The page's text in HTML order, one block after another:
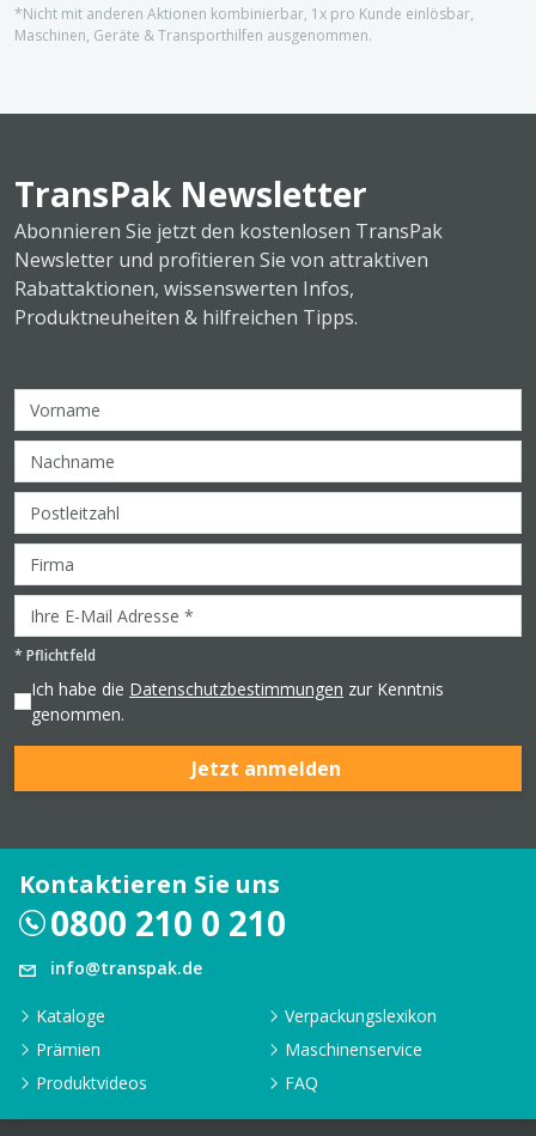
*Nicht mit anderen Aktionen kombinierbar, 1x pro Kunde einlösbar,
Maschinen, Geräte & Transporthilfen ausgenommen.
TransPak Newsletter
Abonnieren Sie jetzt den kostenlosen TransPak
Newsletter und profitieren Sie von attraktiven
Rabattaktionen, wissenswerten Infos,
Produktneuheiten & hilfreichen Tipps.
* Pflichtfeld
Ich habe die Datenschutzbestimmungen zur Kenntnis
genommen.
Jetzt anmelden
Kontaktieren Sie uns
0800 210 0 210
info@transpak.de
Kataloge
Verpackungslexikon
Prämien
Maschinenservice
Produktvideos
FAQ